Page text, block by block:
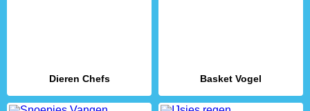
Dieren Chefs Basket Vogel